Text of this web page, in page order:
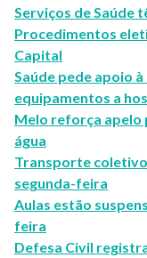
Serviços de Saúde
Procedimentos
Capital
Saúde pede apoio
equipamentos a
Melo reforça apelo
água
Transporte
segunda-feira
Aulas estão
feira
Defesa Civil